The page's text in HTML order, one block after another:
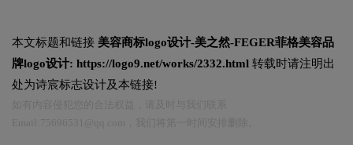
本文标题和链接 美容商标logo设计-美之然-FEGER菲格美容品
牌logo设计: https://logo9.net/works/2332.html 转载时请注明出
处为诗宸标志设计及本链接!